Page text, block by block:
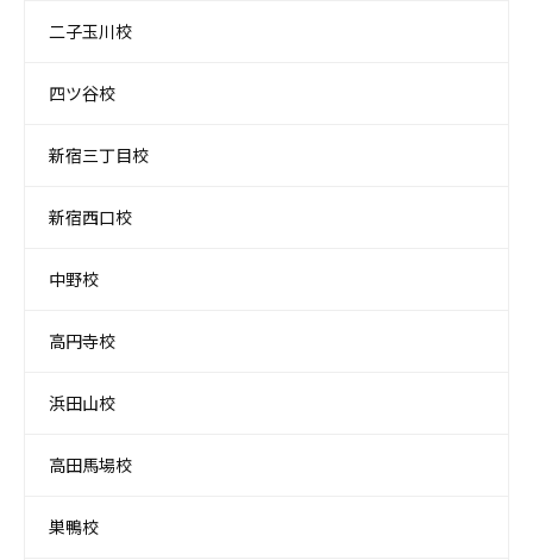
二子玉川校
四ツ谷校
新宿三丁目校
新宿西口校
中野校
高円寺校
浜田山校
高田馬場校
巣鴨校